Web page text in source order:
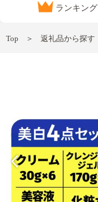
ランキング
Top 返礼品から探す